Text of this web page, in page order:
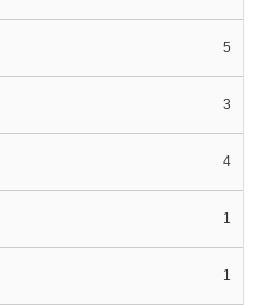
5
3
4
1
1